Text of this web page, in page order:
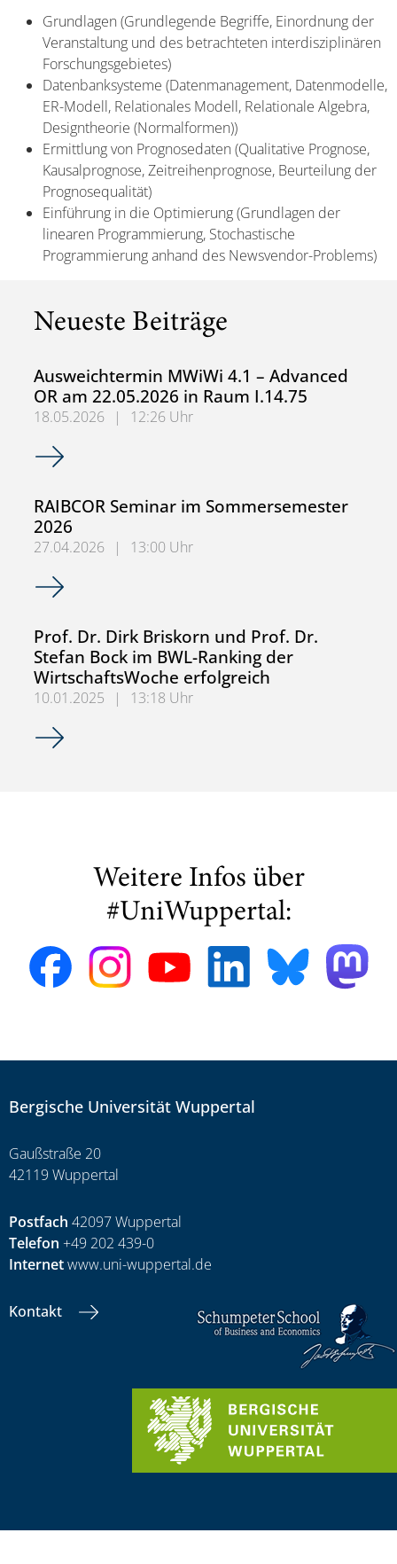
Grundlagen (Grundlegende Begriffe, Einordnung der
Veranstaltung und des betrachteten interdisziplinären
Forschungsgebietes)
Datenbanksysteme (Datenmanagement, Datenmodelle,
ER-Modell, Relationales Modell, Relationale Algebra,
Designtheorie (Normalformen))
Ermittlung von Prognosedaten (Qualitative Prognose,
Kausalprognose, Zeitreihenprognose, Beurteilung der
Prognosequalität)
Einführung in die Optimierung (Grundlagen der
linearen Programmierung, Stochastische
Programmierung anhand des Newsvendor-Problems)
Neueste Beiträge
Ausweichtermin MWiWi 4.1 – Advanced
OR am 22.05.2026 in Raum I.14.75
18.05.2026 |
12:26 Uhr
Ausweichtermin MWiWi 4.1 – Advanced OR am
RAIBCOR Seminar im Sommersemester
2026
27.04.2026 |
13:00 Uhr
RAIBCOR Seminar im Sommersemester 2026
Prof. Dr. Dirk Briskorn und Prof. Dr.
Stefan Bock im BWL-Ranking der
WirtschaftsWoche erfolgreich
10.01.2025 |
13:18 Uhr
Prof. Dr. Dirk Briskorn und Prof. Dr. Stefan Bock im
Weitere Infos über
#UniWuppertal:
Bergische Universität Wuppertal
Gaußstraße 20
42119 Wuppertal
Postfach 42097 Wuppertal
Telefon +49 202 439-0
Internetwww.uni-wuppertal.de
Kontakt